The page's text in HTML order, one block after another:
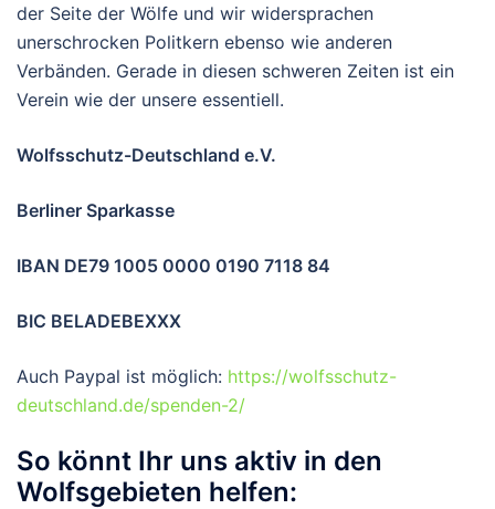
der Seite der Wölfe und wir widersprachen
unerschrocken Politkern ebenso wie anderen
Verbänden. Gerade in diesen schweren Zeiten ist ein
Verein wie der unsere essentiell.
Wolfsschutz-Deutschland e.V.
Berliner Sparkasse
IBAN DE79 1005 0000 0190 7118 84
BIC BELADEBEXXX
Auch Paypal ist möglich: https://wolfsschutz-
deutschland.de/spenden-2/
So könnt Ihr uns aktiv in den
Wolfsgebieten helfen: